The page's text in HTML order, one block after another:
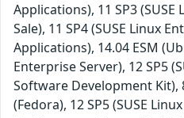
Applications), 11 SP3
Sale), 11 SP4 (SUSE Linux
Applications), 14.04 ESM
Enterprise Server), 12 SP5
Software Development Kit),
(Fedora), 12 SP5 (SUSE